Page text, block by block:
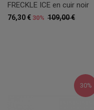
FRECKLE ICE en cuir noir
109,00 €
76,30 € 30%
30%